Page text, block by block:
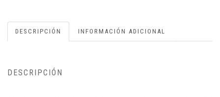
DESCRIPCIÓN INFORMACIÓN ADICIONAL
DESCRIPCIÓN